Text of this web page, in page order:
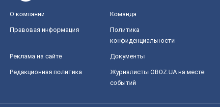
О компании Команда
Правовая информация
Политика
конфиденциальности
Реклама на сайте Документы
Редакционная политика
Журналисты OBOZ.UA на месте
событий